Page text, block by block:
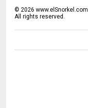
©2026 www.elSnorkel.com
All rights reserved.